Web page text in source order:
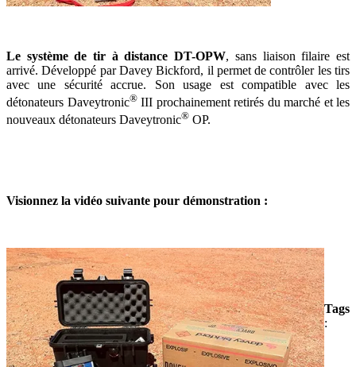
Le système de tir à distance DT-OPW, sans liaison filaire est
arrivé. Développé par Davey Bickford, il permet de contrôler les tirs
avec une sécurité accrue. Son usage est compatible avec les
détonateurs Daveytronic®III prochainement retirés du marché et les
nouveaux détonateurs Daveytronic® OP.
Visionnez la vidéo suivante pour démonstration :
Tags
: